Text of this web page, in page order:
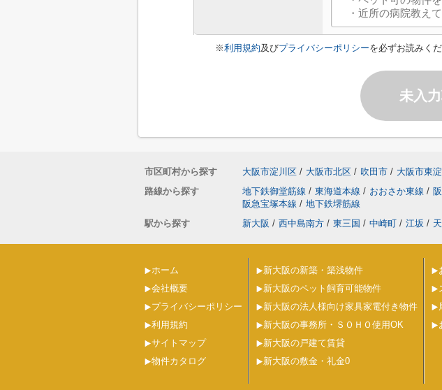
※利用規約及びプライバシーポリシーを必ずお読みく
未入
市区町村から探す 大阪市淀川区 / 大阪市北区 / 吹田市 / 大阪市東
路線から探す
地下鉄御堂筋線 / 東海道本線 / おおさか東線 /
阪急宝塚本線 / 地下鉄堺筋線
駅から探す
新大阪 / 西中島南方 / 東三国 / 中崎町 / 江坂 /
ホーム
会社概要
プライバシーポリシー
利用規約
サイトマップ
物件カタログ
新大阪の新築・築浅物件
新大阪のペット飼育可能物件
新大阪の法人様向け家具家電付き物件
新大阪の事務所・ＳＯＨＯ使用OK
新大阪の戸建て賃貸
新大阪の敷金・礼金0